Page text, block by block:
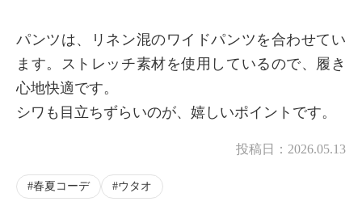
パンツは、リネン混のワイドパンツを合わせてい
ます。ストレッチ素材を使用しているので、履き
心地快適です。
シワも目立ちずらいのが、嬉しいポイントです。
投稿日： 2026.05.13
春夏コーデ ウタオ